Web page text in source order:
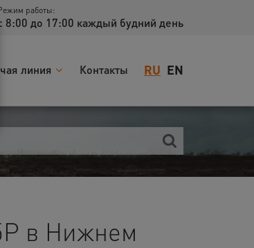
работы:
8:00 до 17:00 каждый будний день
RU EN
линия Контакты
в Нижнем